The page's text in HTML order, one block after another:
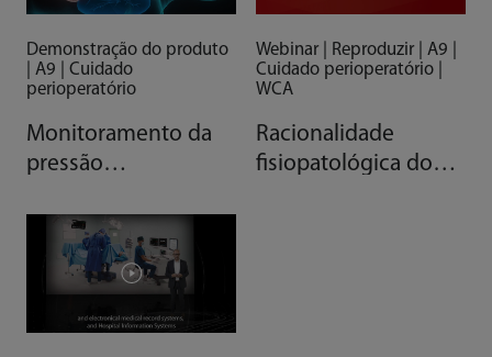
Demonstração do produto
| A9 | Cuidado
perioperatório
Monitoramento da
pressão
sistema de anestesia
Webinar | Reproduzir | A9 |
Cuidado perioperatório |
WCA
Racionalidade
fisiopatológica do